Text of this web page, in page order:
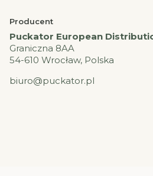
Producent
Puckator European
Graniczna 8AA
54-610 Wrocław, Polska
biuro@puckator.pl